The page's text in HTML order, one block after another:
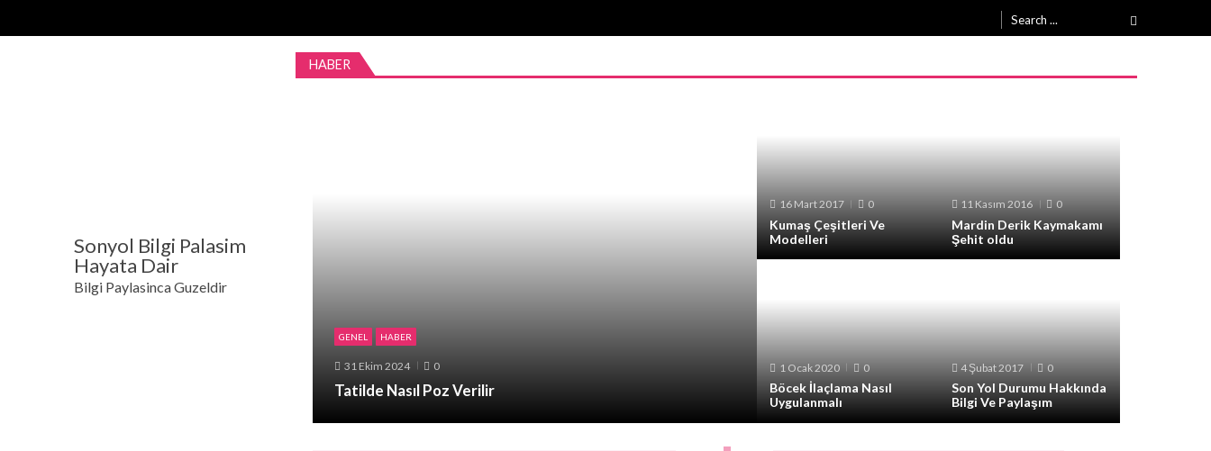
navigation
content
for:
Sonyol Bilgi Palasim
Hayata Dair
Bilgi Paylasinca Guzeldir
HABER
GENEL HABER
31 Ekim 2024 0
Tatilde Nasıl Poz Verilir
16 Mart 2017 0
Kumaş Çeşitleri Ve
Modelleri
11 Kasım 2016 0
Mardin Derik Kaymakamı
Şehit oldu
1 Ocak 2020 0
Böcek İlaçlama Nasıl
Uygulanmalı
4 Şubat 2017 0
Son Yol Durumu Hakkında
Bilgi Ve Paylaşım